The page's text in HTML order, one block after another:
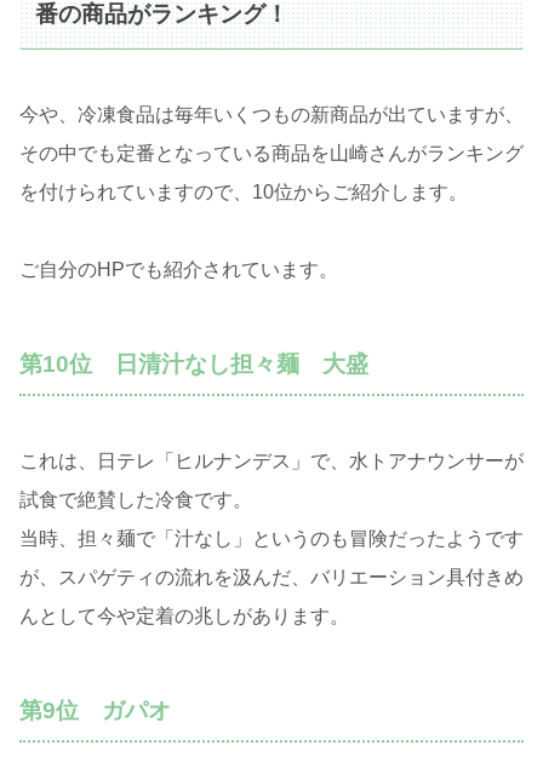
番の商品がランキング！
今や、冷凍食品は毎年いくつもの新商品が出ていますが、
その中でも定番となっている商品を山崎さんがランキング
を付けられていますので、10位からご紹介します。
ご自分のHPでも紹介されています。
第10位 日清汁なし担々麺 大盛
これは、日テレ「ヒルナンデス」で、水トアナウンサーが
試食で絶賛した冷食です。
当時、担々麺で「汁なし」というのも冒険だったようです
が、スパゲティの流れを汲んだ、バリエーション具付きめ
んとして今や定着の兆しがあります。
第9位 ガパオ